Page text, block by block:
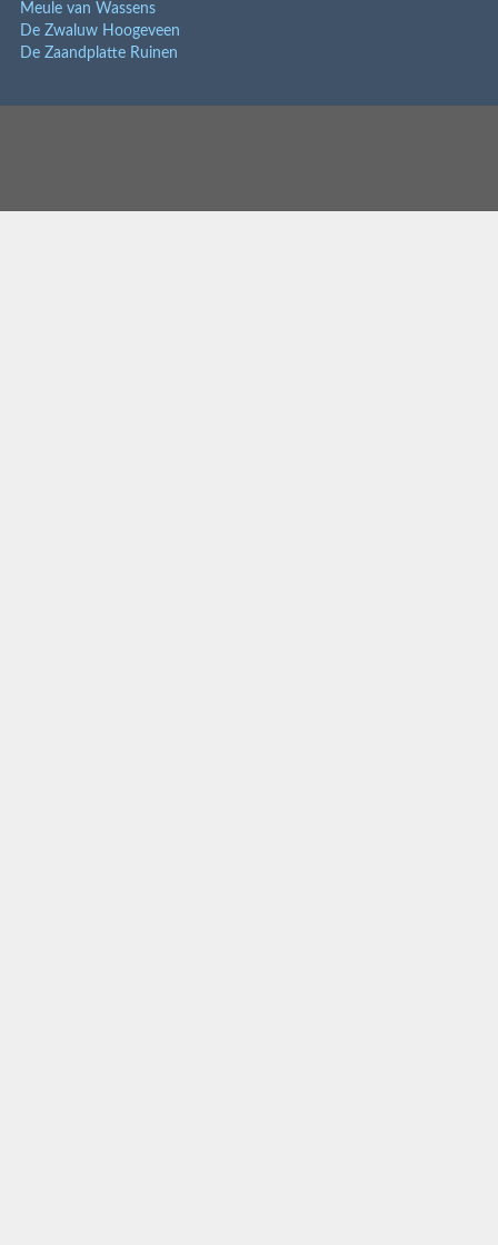
Meule van Wassens
De Zwaluw Hoogeveen
De Zaandplatte Ruinen